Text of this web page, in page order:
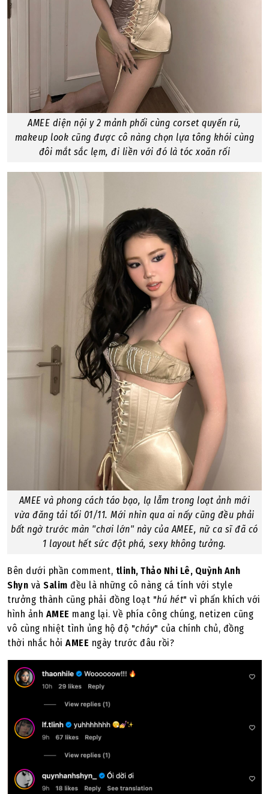
AMEE diện nội y 2 mảnh phối cùng corset quyến rũ,
makeup look cũng được cô nàng chọn lựa tông khói cùng
đôi mắt sắc lẹm, đi liền với đó là tóc xoăn rối
AMEE và phong cách táo bạo, lạ lẫm trong loạt ảnh mới
vừa đăng tải tối 01/11. Mới nhìn qua ai nấy cũng đều phải
bất ngờ trước màn "chơi lớn" này của AMEE, nữ ca sĩ đã có
1 layout hết sức đột phá, sexy không tưởng.
Bên dưới phần comment, tlinh, Thảo Nhi Lê, Quỳnh Anh
Shyn và Salim đều là những cô nàng cá tính với style
trưởng thành cũng phải đồng loạt "hú hét" vì phấn khích với
hình ảnh AMEE mang lại. Về phía công chúng, netizen cũng
vô cùng nhiệt tình ủng hộ độ "cháy" của chính chủ, đồng
thời nhắc hỏi AMEE ngày trước đâu rồi?